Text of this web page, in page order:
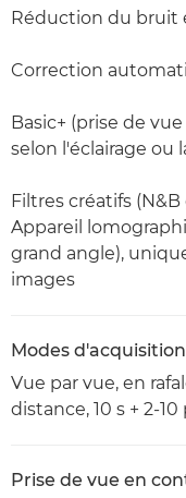
Réduction du bruit
Correction
Basic+ (prise de
selon l'éclairage ou
Filtres créatifs
Appareil
grand angle),
images
Modes d'acquisition
Vue par vue, en
distance, 10 s + 2-
Prise de vue en